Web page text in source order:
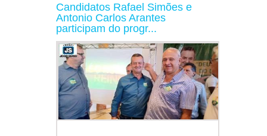
Candidatos Rafael Simões e
Antonio Carlos Arantes
participam do progr...